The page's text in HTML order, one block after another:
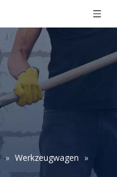
» Werkzeugwagen »